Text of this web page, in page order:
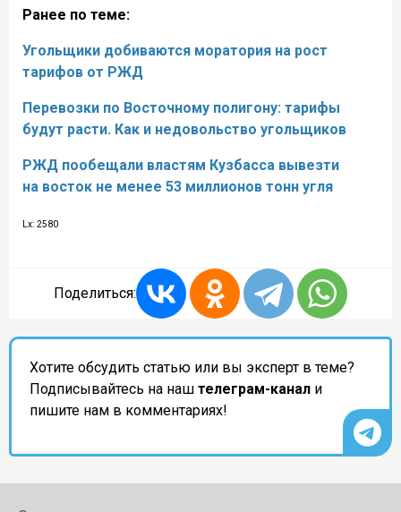
Ранее по теме:
Угольщики добиваются моратория на рост
тарифов от РЖД
Перевозки по Восточному полигону: тарифы
будут расти. Как и недовольство угольщиков
РЖД пообещали властям Кузбасса вывезти
на восток не менее 53 миллионов тонн угля
Lx: 2580
Поделиться:
Хотите обсудить статью или вы эксперт в теме?
Подписывайтесь на наш телеграм-канал и
пишите нам в комментариях!